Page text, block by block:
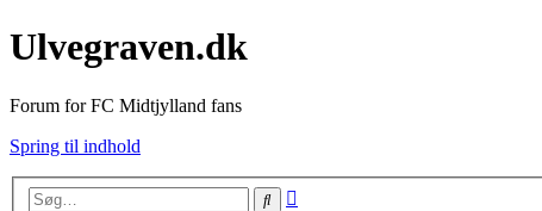
Ulvegraven.dk
Forum for FC Midtjylland fans
Spring til indhold
Søg